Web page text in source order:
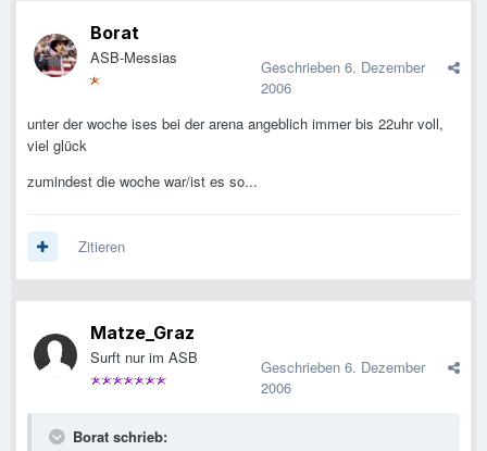
Borat
ASB-Messias Geschrieben 6. Dezember
2006
unter der woche ises bei der arena angeblich immer bis 22uhr voll,
viel glück
zumindest die woche war/ist es so...
Zitieren
Matze_Graz
Surft nur im ASB Geschrieben 6. Dezember
2006
Borat schrieb: